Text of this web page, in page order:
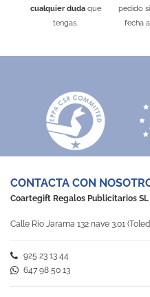
cualquier dudaque
tengas.
pedido
fecha
CONTACTA CON
Coartegift Regalos Publicitarios SL
Calle Río Jarama 132 nave 3.01
925 23 13 44
647 98 50 13